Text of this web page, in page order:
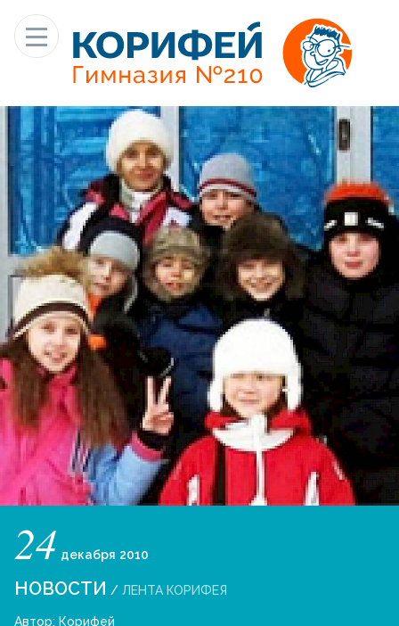
24 декабря 2010
НОВОСТИ / ЛЕНТА КОРИФЕЯ
Автор: Корифей